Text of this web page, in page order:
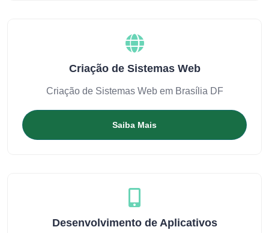
Criação de Sistemas Web
Criação de Sistemas Web em Brasília DF
Saiba Mais
Desenvolvimento de Aplicativos